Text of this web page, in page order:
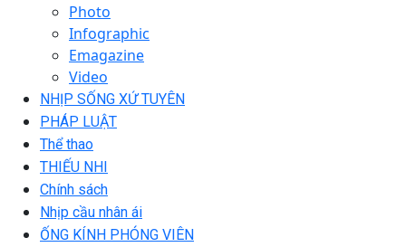
Photo
Infographic
Emagazine
Video
NHỊP SỐNG XỨ TUYÊN
PHÁP LUẬT
Thể thao
THIẾU NHI
Chính sách
Nhịp cầu nhân ái
ỐNG KÍNH PHÓNG VIÊN